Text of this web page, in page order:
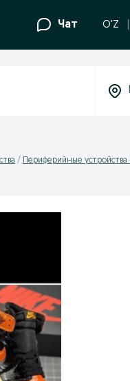
Чат O'Z
Периферийные устройства